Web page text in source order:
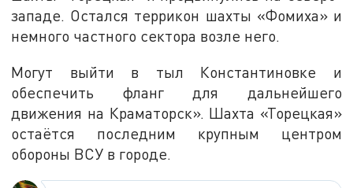
западе. Остался террикон шахты «Фомиха» и
немного частного сектора возле него.
Могут выйти в тыл Константиновке и
обеспечить фланг для дальнейшего
движения на Краматорск». Шахта «Торецкая»
остаётся последним крупным центром
обороны ВСУ в городе.